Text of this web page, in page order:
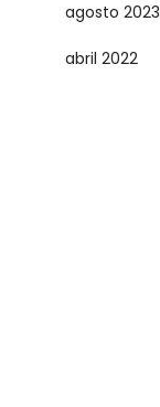
agosto 2023
abril 2022